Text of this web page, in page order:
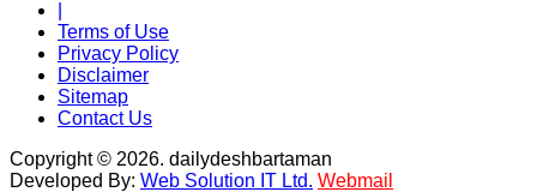
Terms of Use
Privacy Policy
Disclaimer
Sitemap
Contact Us
Copyright © 2026. dailydeshbartaman
Developed By: Web Solution IT Ltd. Webmail